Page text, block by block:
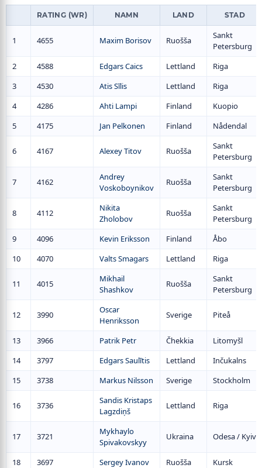
RATING (WR) NAMN LAND STAD
1 4655 Maxim Borisov Ruošša
Sankt
Petersburg
2
4588 Edgars Caics Lettland
Riga
3
4530 Atis Sīlis Lettland
Riga
4
4286 Ahti Lampi Finland
Kuopio
5
4175 Jan Pelkonen Finland Nådendal
6 4167 Alexey Titov Ruošša
Sankt
Petersburg
7 4162
Andrey
Voskoboynikov
Ruošša
Sankt
Petersburg
8 4112
Nikita
Zholobov
Ruošša
Sankt
Petersburg
9
4096 Kevin Eriksson Finland
Åbo
10
4070 Valts Smagars Lettland Riga
11 4015
Mikhail
Shashkov
Ruošša
Sankt
Petersburg
12 3990
Oscar
Henriksson
Sverige Piteå
13 3966 Patrik Petr Čhekkia
Litomyšl
14
3797 Edgars Saulītis Lettland
Inčukalns
15
3738 Markus Nilsson Sverige Stockholm
16 3736
Sandis Kristaps
Lagzdiņš
Lettland Riga
17 3721
Mykhaylo
Spivakovskyy
Ukraina Odesa / Kyiv
18 3697 Sergey Ivanov Ruošša Kursk